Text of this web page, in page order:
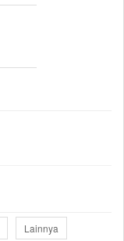
Lainnya